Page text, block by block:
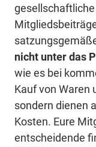
nicht unter das
wie es bei
Kauf von Waren
sondern dienen
Kosten. Eure
entscheidende